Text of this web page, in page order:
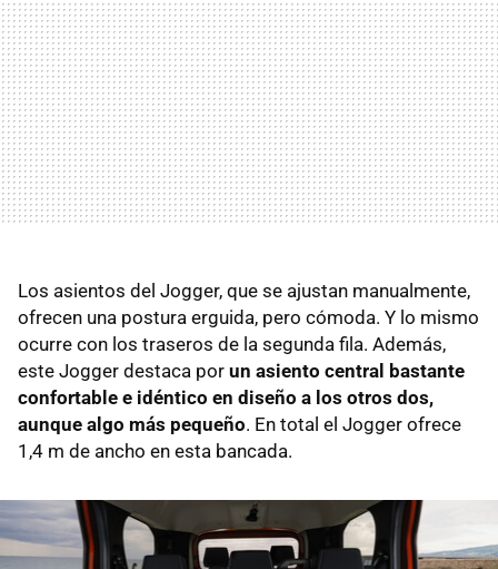
Los asientos del Jogger, que se ajustan manualmente,
ofrecen una postura erguida, pero cómoda. Y lo mismo
ocurre con los traseros de la segunda fila. Además,
este Jogger destaca por un asiento central bastante
confortable e idéntico en diseño a los otros dos,
aunque algo más pequeño. En total el Jogger ofrece
1,4 m de ancho en esta bancada.